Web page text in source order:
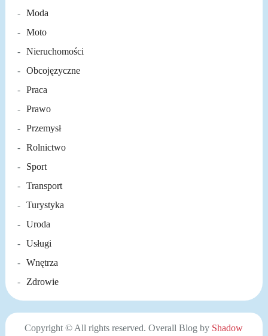
Moda
Moto
Nieruchomości
Obcojęzyczne
Praca
Prawo
Przemysł
Rolnictwo
Sport
Transport
Turystyka
Uroda
Usługi
Wnętrza
Zdrowie
Copyright © All rights reserved. Overall Blog by Shadow